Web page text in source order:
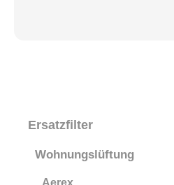
Ersatzfilter
Wohnungslüftung
Aerex